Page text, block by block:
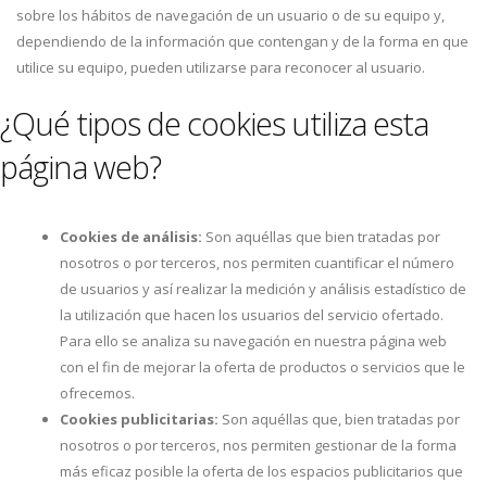
sobre los hábitos de navegación de un usuario o de su equipo y,
dependiendo de la información que contengan y de la forma en que
utilice su equipo, pueden utilizarse para reconocer al usuario.
¿Qué tipos de cookies utiliza esta
página web?
Cookies de análisis: Son aquéllas que bien tratadas por
nosotros o por terceros, nos permiten cuantificar el número
de usuarios y así realizar la medición y análisis estadístico de
la utilización que hacen los usuarios del servicio ofertado.
Para ello se analiza su navegación en nuestra página web
con el fin de mejorar la oferta de productos o servicios que le
ofrecemos.
Cookies publicitarias: Son aquéllas que, bien tratadas por
nosotros o por terceros, nos permiten gestionar de la forma
más eficaz posible la oferta de los espacios publicitarios que